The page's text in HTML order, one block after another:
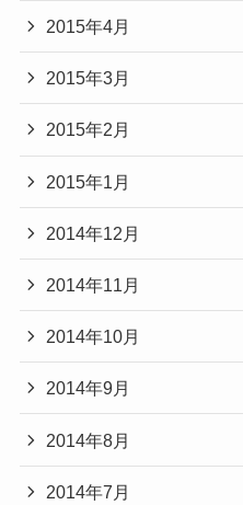
2015年4月
2015年3月
2015年2月
2015年1月
2014年12月
2014年11月
2014年10月
2014年9月
2014年8月
2014年7月